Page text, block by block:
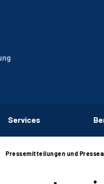
Services
Pressemitteilungen und